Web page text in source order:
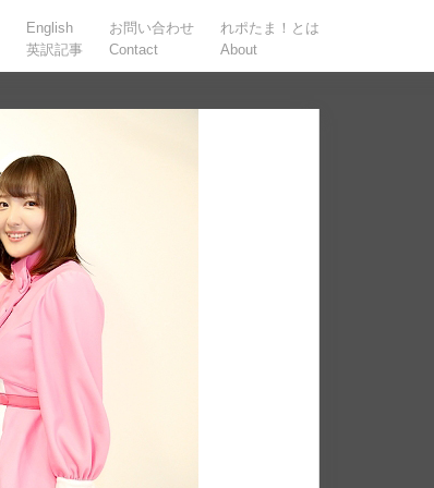
English
英訳記事
お問い合わせ
Contact
れポたま！とは
About